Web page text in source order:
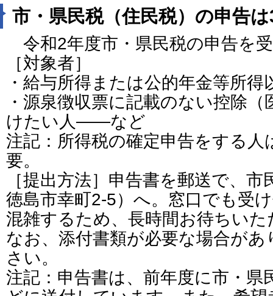
市・県民税（住民税）の申告
令和2年度市・県民税の申告を
［対象者］
・給与所得または公的年金等所
・源泉徴収票に記載のない控除
けたい人――など
注記：所得税の確定申告をする人
要。
［提出方法］申告書を郵送で、
徳島市幸町2-5）へ。窓口でも受
混雑するため、長時間お待ちい
なお、添付書類が必要な場合が
さい。
注記：申告書は、前年度に市・県